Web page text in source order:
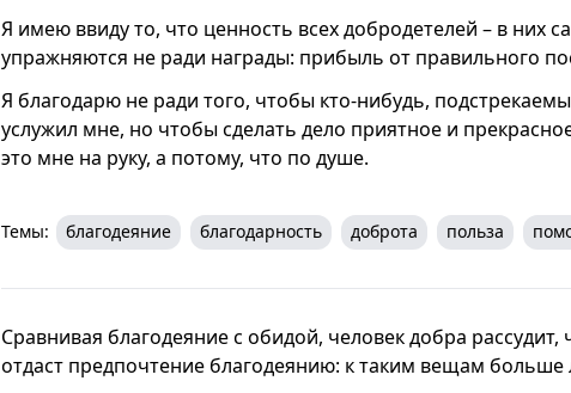
Я имею ввиду то, что ценность всех добродетелей – в них
упражняются не ради награды: прибыль от правильного
Я благодарю не ради того, чтобы кто-нибудь,
услужил мне, но чтобы сделать дело приятное и
это мне на руку, а потому, что по душе.
Темы: благодеяние благодарность доброта польза
Сравнивая благодеяние с обидой, человек добра
отдаст предпочтение благодеянию: к таким вещам больше